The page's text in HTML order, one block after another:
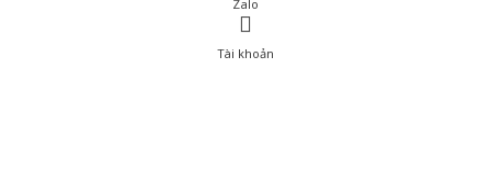
Zalo
Tài khoản